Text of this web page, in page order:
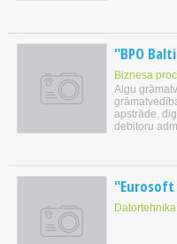
"BPO
Biznesa
Algu
apstrāde,
debitoru